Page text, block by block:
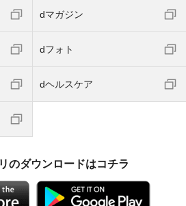
dマガジン
dフォト
dヘルスケア
のダウンロードはコチラ